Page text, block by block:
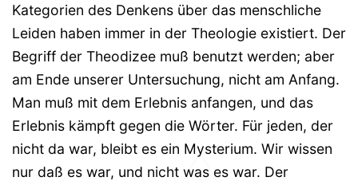
Kategorien des Denkens über das menschliche
Leiden haben immer in der Theologie existiert. Der
Begriff der Theodizee muß benutzt werden; aber
am Ende unserer Untersuchung, nicht am Anfang.
Man muß mit dem Erlebnis anfangen, und das
Erlebnis kämpft gegen die Wörter. Für jeden, der
nicht da war, bleibt es ein Mysterium. Wir wissen
nur daß es war, und nicht was es war. Der